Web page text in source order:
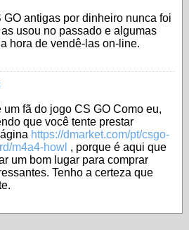
GO antigas por dinheiro nunca foi
usou no passado e algumas
hora de vendê-las on-line.
um fã do jogo CS GO Como eu,
que você tente prestar
https://dmarket.com/pt/csgo-
m4a4-howl , porque é aqui que
um bom lugar para comprar
Tenho a certeza que